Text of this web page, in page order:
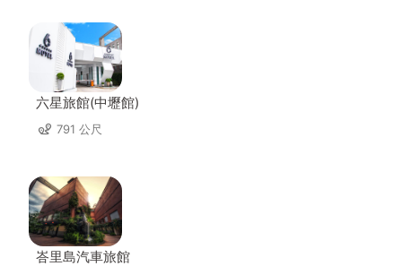
六星旅館(中壢館)
791 公尺
峇里島汽車旅館